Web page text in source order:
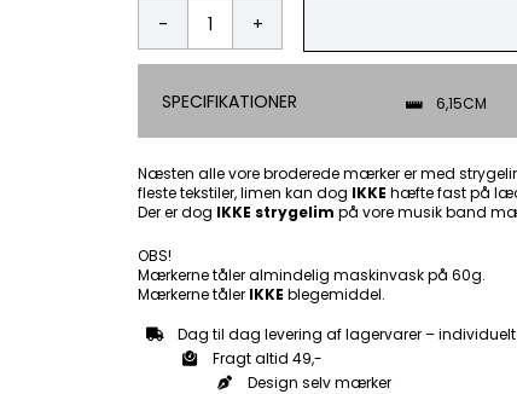
Sheltie
Hund
Patch
SPECIFIKATIONER 6,15CM
Næsten alle vore broderede mærker er med
fleste tekstiler, limen kan dog IKKE hæfte fast på
Der er dog IKKE strygelim på vore musik band
OBS!
Mærkerne tåler almindelig maskinvask på 60g.
Mærkerne tåler IKKE blegemiddel.
Dag til dag levering af lagervarer –
Fragt altid 49,-
Design selv mærker